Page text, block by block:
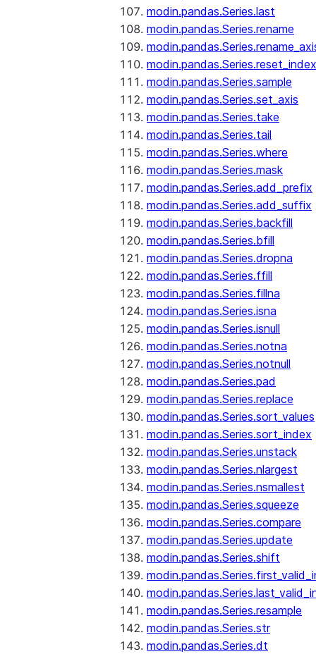
modin.pandas.Series.last
modin.pandas.Series.rename
modin.pandas.Series.reset_index
modin.pandas.Series.sample
modin.pandas.Series.set_axis
modin.pandas.Series.take
modin.pandas.Series.tail
modin.pandas.Series.where
modin.pandas.Series.mask
modin.pandas.Series.add_prefix
modin.pandas.Series.add_suffix
modin.pandas.Series.backfill
modin.pandas.Series.bfill
modin.pandas.Series.dropna
modin.pandas.Series.ffill
modin.pandas.Series.fillna
modin.pandas.Series.isna
modin.pandas.Series.isnull
modin.pandas.Series.notna
modin.pandas.Series.notnull
modin.pandas.Series.pad
modin.pandas.Series.replace
modin.pandas.Series.sort_values
modin.pandas.Series.sort_index
modin.pandas.Series.unstack
modin.pandas.Series.nlargest
modin.pandas.Series.nsmallest
modin.pandas.Series.squeeze
modin.pandas.Series.compare
modin.pandas.Series.update
modin.pandas.Series.shift
modin.pandas.Series.resample
modin.pandas.Series.str
modin.pandas.Series.dt